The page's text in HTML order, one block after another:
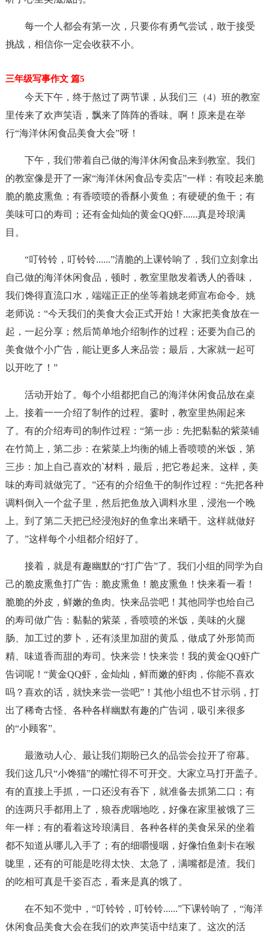
每一个人都会有第一次，只要你有勇气尝试，敢于接受
挑战，相信你一定会收获不小。
三年级写事作文 篇5
今天下午，终于熬过了两节课，从我们三（4）班的教室
里传来了欢声笑语，飘来了阵阵的香味。啊！原来是在举
行“海洋休闲食品美食大会”呀！
下午，我们带着自己做的海洋休闲食品来到教室。我们
的教室像是开了一家“海洋休闲食品专卖店”一样：有咬起来脆
脆的脆皮熏鱼；有香喷喷的香酥小黄鱼；有硬硬的鱼干；有
美味可口的寿司；还有金灿灿的黄金QQ虾......真是玲琅满
目。
“叮铃铃，叮铃铃......”清脆的上课铃响了，我们立刻拿出
自己做的海洋休闲食品，顿时，教室里散发着诱人的香味，
我们馋得直流口水，端端正正的坐等着姚老师宣布命令。姚
老师说：“今天我们的美食大会正式开始！大家把美食放在一
起，一起分享；然后简单地介绍制作的过程；还要为自己的
美食做个小广告，能让更多人来品尝；最后，大家就一起可
以开吃了！”
活动开始了。每个小组都把自己的海洋休闲食品放在桌
上。接着一一介绍了制作的过程。霎时，教室里热闹起来
了。有的介绍寿司的制作过程：“第一步：先把黏黏的紫菜铺
在竹简上，第二步：在紫菜上均衡的铺上香喷喷的米饭，第
三步：加上自己喜欢的`材料，最后，把它卷起来。这样，美
味的寿司就做完了。”还有的介绍鱼干的制作过程：“先把各种
调料倒入一个盆子里，然后把鱼放入调料水里，浸泡一个晚
上。到了第二天把已经浸泡好的鱼拿出来晒干。这样就做好
了。”这样每个小组都介绍好了。
接着，就是有趣幽默的“打广告”了。我们小组的同学为自
己的脆皮熏鱼打广告：脆皮熏鱼！脆皮熏鱼！快来看一看！
脆脆的外皮，鲜嫩的鱼肉。快来品尝吧！其他同学也给自己
的寿司做广告：黏黏的紫菜，香喷喷的米饭，美味的火腿
肠、加工过的萝卜，还有淡里加甜的黄瓜，做成了外形简而
精、味道香而甜的寿司。快来尝！快来尝！我的黄金QQ虾广
告词呢！“黄金QQ虾，金灿灿，鲜而嫩的虾肉，你能不喜欢
吗？喜欢的话，就快来尝一尝吧”！其他小组也不甘示弱，打
出了稀奇古怪、各种各样幽默有趣的广告词，吸引来很多
的“小顾客”。
最激动人心、最让我们期盼已久的品尝会拉开了帘幕。
我们这几只“小馋猫”的嘴忙得不可开交。大家立马打开盖子。
有的直接上手抓，一口还没有吞下，就准备去抓第二口；有
的连两只手都用上了，狼吞虎咽地吃，好像在家里被饿了三
年一样；有的看着这玲琅满目、各种各样的美食呆呆的坐着
都不知道从哪儿入手了；有的细嚼慢咽，好像怕鱼刺卡在喉
咙里，还有的可能是吃得太快、太急了，满嘴都是渣。我们
的吃相可真是千姿百态，看来是真的饿了。
在不知不觉中，“叮铃铃，叮铃铃......”下课铃响了，“海洋
休闲食品美食大会在我们的欢声笑语中结束了。这次的活